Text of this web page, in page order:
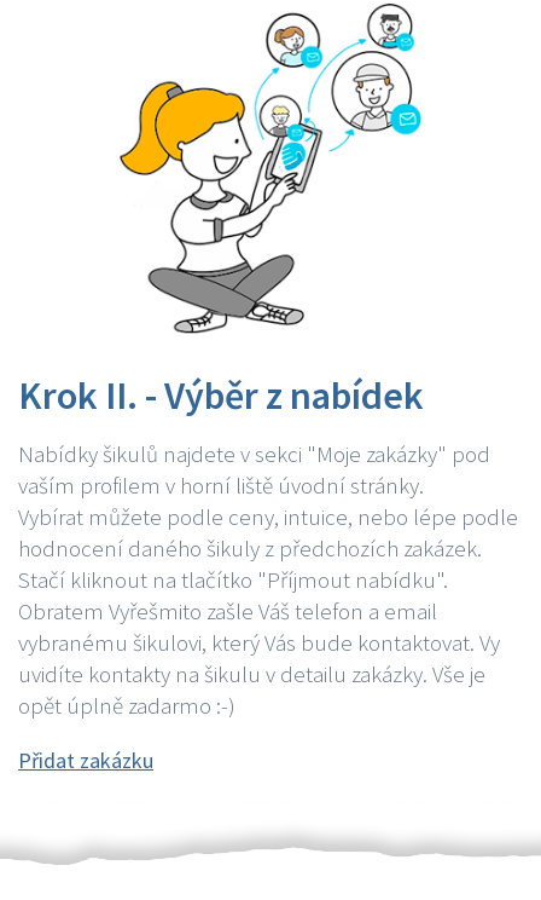
Krok II. - Výběr z nabídek
Nabídky šikulů najdete v sekci "Moje zakázky" pod
vaším profilem v horní liště úvodní stránky.
Vybírat můžete podle ceny, intuice, nebo lépe podle
hodnocení daného šikuly z předchozích zakázek.
Stačí kliknout na tlačítko "Příjmout nabídku".
Obratem Vyřešmito zašle Váš telefon a email
vybranému šikulovi, který Vás bude kontaktovat. Vy
uvidíte kontakty na šikulu v detailu zakázky. Vše je
opět úplně zadarmo :-)
Přidat zakázku